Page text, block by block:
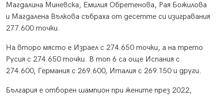
Магдалина Миневска, Емилия Обретенова, Рая Божилова
и Магдалена Вълкова събраха от десетте си изигравания
277.600 точки.
На второ място е Израел с 274.650 точки, а на трето
Русия с 274.650 точки. В топ 6 са още Испания с
274.600, Германия с 269.600, Италия с 269.150 и други.
България е отборен шампион при жените през 2022,